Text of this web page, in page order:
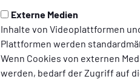
Externe Medien
Inhalte von Videoplattformen
Plattformen werden
Wenn Cookies von externen
werden, bedarf der Zugriff auf